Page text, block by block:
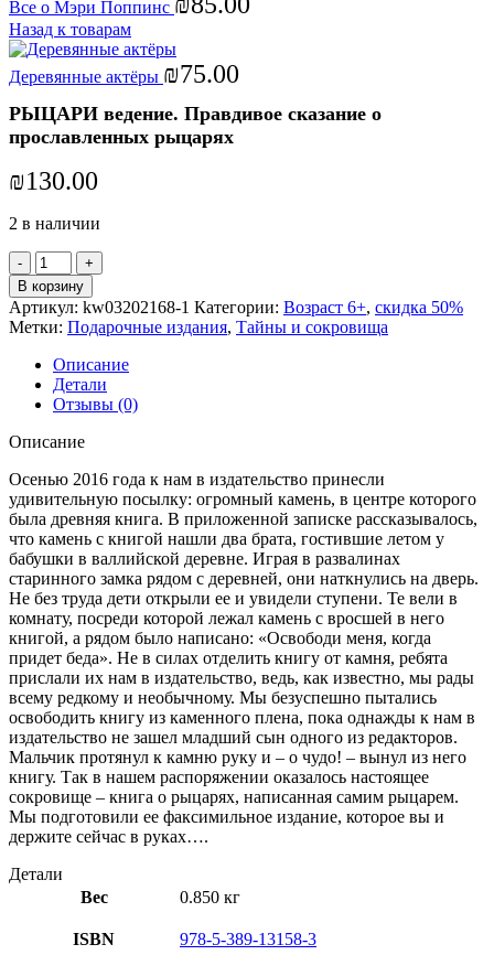
Все о Мэри Поппинс
Назад к товарам
Деревянные актёры ₪75.00
РЫЦАРИ ведение. Правдивое сказание о
прославленных рыцарях
₪130.00
2 в наличии
Количество
товара
РЫЦАРИ
ведение.
Правдивое
сказание
о
прославленных
рыцарях
В корзину
Артикул: kw03202168-1 Категории: Возраст 6+, скидка 50%
Метки: Подарочные издания, Тайны и сокровища
Описание
Детали
Отзывы (0)
Описание
Осенью 2016 года к нам в издательство принесли
удивительную посылку: огромный камень, в центре которого
была древняя книга. В приложенной записке рассказывалось,
что камень с книгой нашли два брата, гостившие летом у
бабушки в валлийской деревне. Играя в развалинах
старинного замка рядом с деревней, они наткнулись на дверь.
Не без труда дети открыли ее и увидели ступени. Те вели в
комнату, посреди которой лежал камень с вросшей в него
книгой, а рядом было написано: «Освободи меня, когда
придет беда». Не в силах отделить книгу от камня, ребята
прислали их нам в издательство, ведь, как известно, мы рады
всему редкому и необычному. Мы безуспешно пытались
освободить книгу из каменного плена, пока однажды к нам в
издательство не зашел младший сын одного из редакторов.
Мальчик протянул к камню руку и – о чудо! – вынул из него
книгу. Так в нашем распоряжении оказалось настоящее
сокровище – книга о рыцарях, написанная самим рыцарем.
Мы подготовили ее факсимильное издание, которое вы и
держите сейчас в руках….
Детали
Вес
0.850 кг
ISBN 978-5-389-13158-3